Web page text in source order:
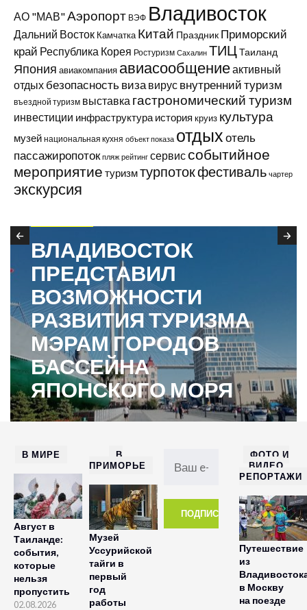
АО "МАВ"Аэропорт ВЭФ Владивосток
Дальний Восток Камчатка Китай Праздник Приморский
край Республика Корея Ростуризм Сахалин ТИЦТаиланд
Япония авиакомпания авиасообщениеактивный
отдых безопасность виза вирус внутренний туризм
въездной туризм выставка гастрономический туризм
инвестиции инфраструктура история круиз культура
музей национальная кухня объект показа отдыхотель
пассажиропоток пляж рейтинг сервис событийное
мероприятие туризмтурпотокфестиваль чартер
экскурсия
ВЛАДИВОСТОК
ПРЕДСТАВИЛ
ВОЗМОЖНОСТИ
РАЗВИТИЯ ТУРИЗМА
МЭРАМ ГОРОДОВ
БАССЕЙНА
ЯПОНСКОГО МОРЯ
В МИРЕ
Август в
Таиланде:
события,
которые
нельзя
пропустить
02.08.2026
В
ПРИМОРЬЕ
Музей
Уссурийской
тайги в
первый
год
работы
ФОТО И
ВИДЕО
РЕПОРТАЖИ
Путешествие
из
в Москву
на поезде